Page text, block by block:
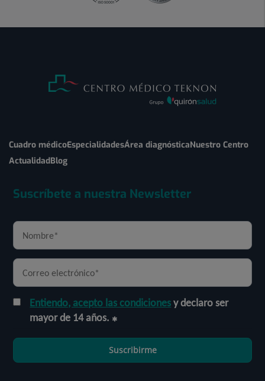
Cuadro médicoEspecialidadesÁrea diagnósticaNuestro Centro
ActualidadBlog
Suscríbete a nuestra Newsletter
Entiendo, acepto las condicionesy declaro ser
mayor de 14 años.
Suscribirme